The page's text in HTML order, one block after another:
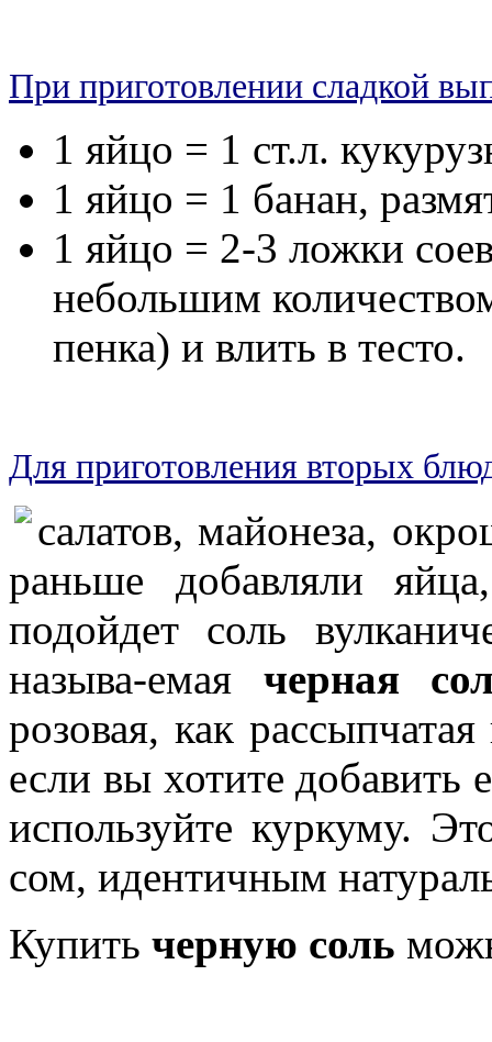
Пpи приготовлении сладкой
1 яйцо = 1 ст.л.
1 яйцо = 1 банан,
1 яйцо = 2-3 ложки
небольшим
пенка) и влить в тесто.
Для приготовления вторых
салатов, майонеза,
раньше добавляли
подойдет соль
называ-емая черная
розовая, как
если вы хотите
используйте куркуму.
сом, идентичным
Купить черную соль